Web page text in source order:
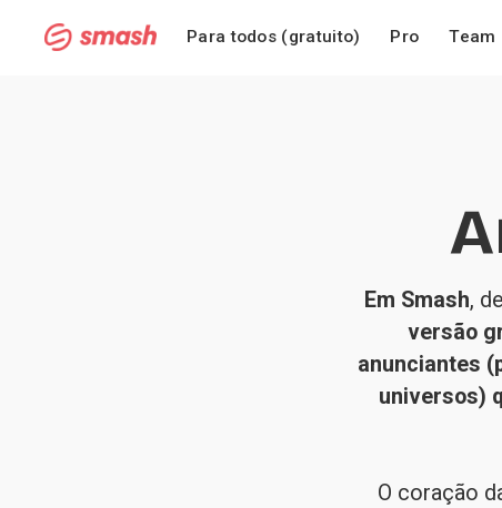
Para todos (gratuito) Pro Team
Em Smash,
versão
anunciantes
universos)
O coração